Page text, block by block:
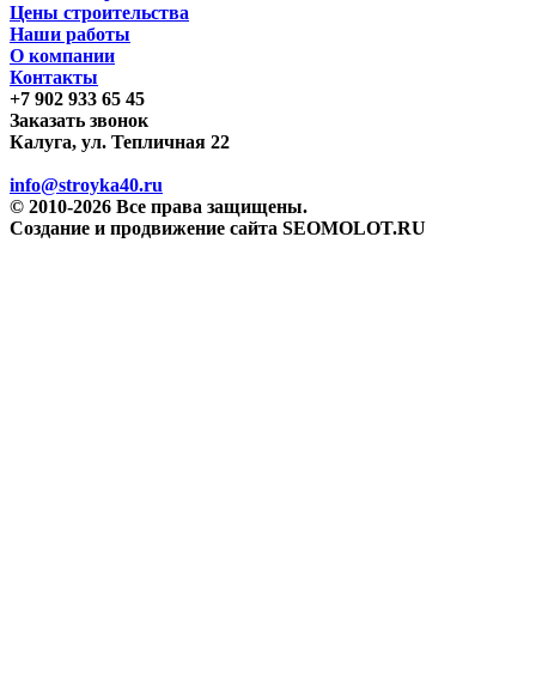
Цены строительства
Наши работы
О компании
Контакты
+7 902 933 65 45
Заказать звонок
Калуга, ул. Тепличная 22
info@stroyka40.ru
© 2010-2026 Все права защищены.
Создание и продвижение сайта SEOMOLOT.RU